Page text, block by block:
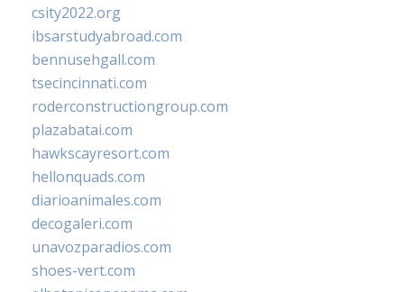
csity2022.org
ibsarstudyabroad.com
bennusehgall.com
tsecincinnati.com
roderconstructiongroup.com
plazabatai.com
hawkscayresort.com
hellonquads.com
diarioanimales.com
decogaleri.com
unavozparadios.com
shoes-vert.com